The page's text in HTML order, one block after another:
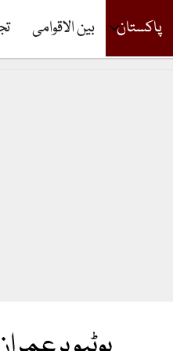
پاکستان بین الاقوامی